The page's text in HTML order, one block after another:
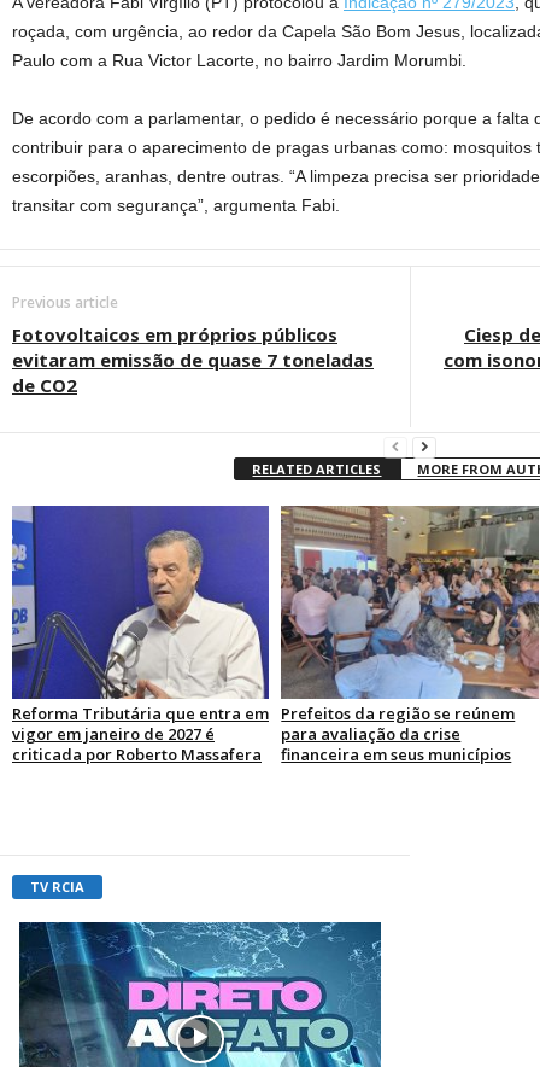
roçada, com urgência, ao redor da Capela São Bom Jesus,
Paulo com a Rua Victor Lacorte, no bairro Jardim Morumbi.
De acordo com a parlamentar, o pedido é necessário porque a falta
contribuir para o aparecimento de pragas urbanas como: mosquitos
escorpiões, aranhas, dentre outras. “A limpeza precisa ser
transitar com segurança”, argumenta Fabi.
Previous article
Fotovoltaicos em próprios públicos
evitaram emissão de quase 7 toneladas
de CO2
Ciesp
com
RELATED ARTICLES MORE FROM
Reforma Tributária que entra em
vigor em janeiro de 2027 é
criticada por Roberto Massafera
Prefeitos da região se reúnem
para avaliação da crise
financeira em seus municípios
TV RCIA